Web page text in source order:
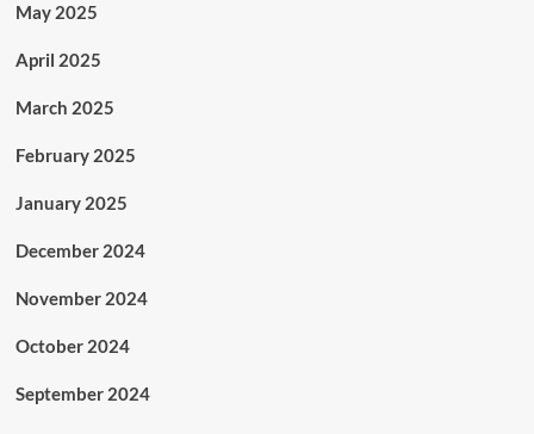
May 2025
April 2025
March 2025
February 2025
January 2025
December 2024
November 2024
October 2024
September 2024